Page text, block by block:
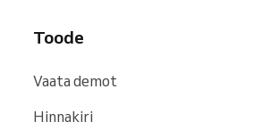
Toode
Vaata demot
Hinnakiri